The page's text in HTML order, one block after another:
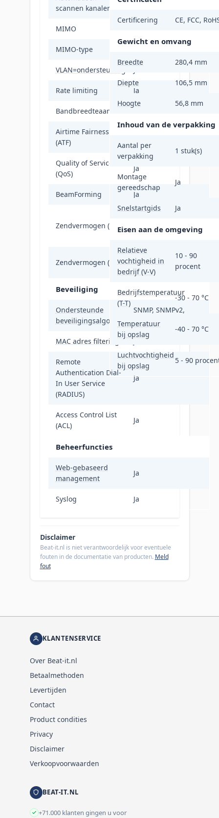
scannen kanalen
Ja
MIMO
MIMO-type
VLAN=ondersteuning
Rate limiting Ja
Bandbreedteaansturing
Airtime Fairness
(ATF)
Quality of Service
(QoS)
Ja
BeamForming Ja
Zendvermogen (CE)
< 20 dBm (2.4 GHz,
EIRP), < 30 dBm (5
Zendvermogen (FCC)
< 25 dBm (2.4 GHz),
< 25 dBm (5 GHz)
Beveiliging
Ondersteunde
beveiligingsalgoritmen
SNMP, SNMPv2,
SNMPv3, SSH
MAC adres filtering Ja
Remote
Authentication Dial-
In User Service
(RADIUS)
Ja
Access Control List
(ACL)
Ja
Beheerfuncties
Web-gebaseerd
management
Ja
Syslog Ja
Certificering CE, FCC,
Gewicht en omvang
Breedte 280,4 mm
Diepte 106,5 mm
Hoogte 56,8 mm
Inhoud van de verpakking
Aantal per
verpakking
1 stuk(s)
Montage
gereedschap
Ja
Snelstartgids Ja
Eisen aan de omgeving
Relatieve
vochtigheid in
bedrijf (V-V)
10 - 90
procent
Bedrijfstemperatuur
(T-T)
-30 - 70 °C
Temperatuur
bij opslag
-40 - 70 °C
Luchtvochtigheid
bij opslag
5 - 90
Disclaimer
Beat-it.nl is niet verantwoordelijk voor eventuele
fouten in de documentatie van producten. Meld
fout
KLANTENSERVICE
Over Beat-it.nl
Betaalmethoden
Levertijden
Contact
Product condities
Privacy
Disclaimer
Verkoopvoorwaarden
BEAT-IT.NL
+71.000 klanten gingen u voor